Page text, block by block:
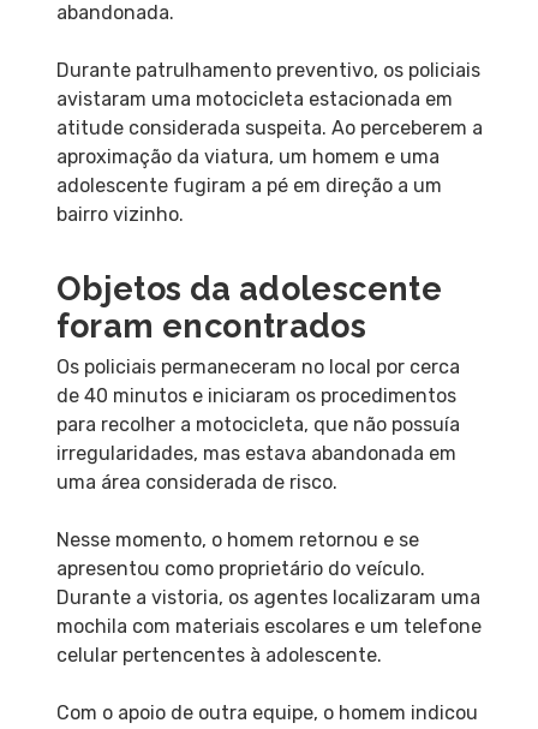
abandonada.
Durante patrulhamento preventivo, os policiais
avistaram uma motocicleta estacionada em
atitude considerada suspeita. Ao perceberem a
aproximação da viatura, um homem e uma
adolescente fugiram a pé em direção a um
bairro vizinho.
Objetos da adolescente
foram encontrados
Os policiais permaneceram no local por cerca
de 40 minutos e iniciaram os procedimentos
para recolher a motocicleta, que não possuía
irregularidades, mas estava abandonada em
uma área considerada de risco.
Nesse momento, o homem retornou e se
apresentou como proprietário do veículo.
Durante a vistoria, os agentes localizaram uma
mochila com materiais escolares e um telefone
celular pertencentes à adolescente.
Com o apoio de outra equipe, o homem indicou